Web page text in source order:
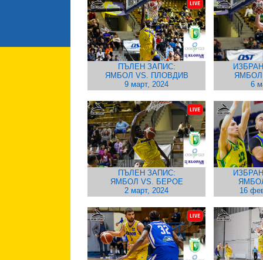
ПЪЛЕН ЗАПИС:
ЯМБОЛ VS. ПЛОВДИВ
9 март, 2024
ЯМБОЛ
6
ПЪЛЕН ЗАПИС:
ЯМБОЛ VS. БЕРОЕ
2 март, 2024
16